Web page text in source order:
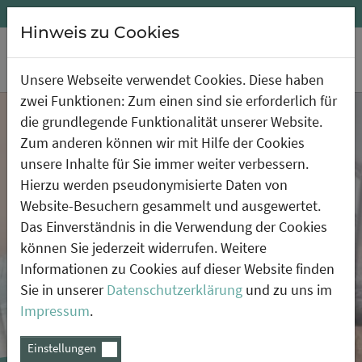
Zum Hauptinhalt springen
Zertifizierter
Sicherheitsdienstleister des
Hinweis zu Cookies
Unsere Webseite verwendet Cookies. Diese haben
zwei Funktionen: Zum einen sind sie erforderlich für
die grundlegende Funktionalität unserer Website.
Zum anderen können wir mit Hilfe der Cookies
unsere Inhalte für Sie immer weiter verbessern.
Hierzu werden pseudonymisierte Daten von
Website-Besuchern gesammelt und ausgewertet.
Das Einverständnis in die Verwendung der Cookies
können Sie jederzeit widerrufen. Weitere
Informationen zu Cookies auf dieser Website finden
Sie in unserer Datenschutzerklärung und zu uns im
Impressum.
Einstellungen